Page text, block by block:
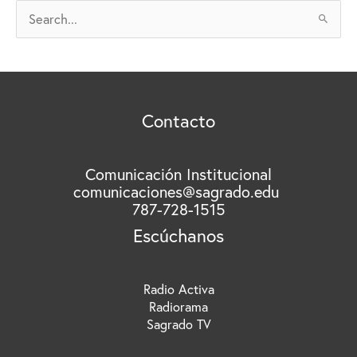
V
c
Contacto
Comunicación Institucional
comunicaciones@sagrado.edu
787-728-1515
Escúchanos
Radio Activa
Radiorama
Sagrado TV